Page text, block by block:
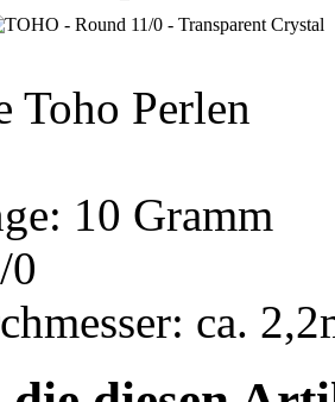
Toho Perlen
10 Gramm
0
ca.